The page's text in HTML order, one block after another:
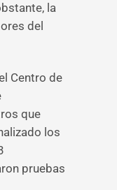
la
del
Centro de
que
los
pruebas